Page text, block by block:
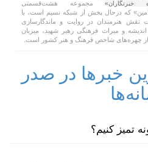
خبرنگاران»مجموعه هشت‌قسمتی
که درحال پخش از شبکه نسیم است، با
نقش هنرمندان در روایت و ماندگارسازی
و میراث فرهنگی رهبر شهید، میزبان
چهره‌های شاخص فرهنگ و هنر کشور است.
خبرها در صدر
تمیز کنیم؟